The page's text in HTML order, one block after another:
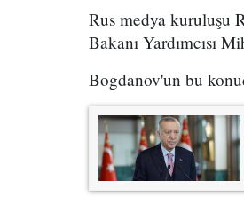
Rus medya kuruluşu
Bakanı Yardımcısı
Bogdanov'un bu